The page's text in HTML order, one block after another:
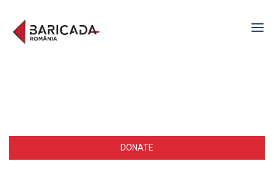
DONATE